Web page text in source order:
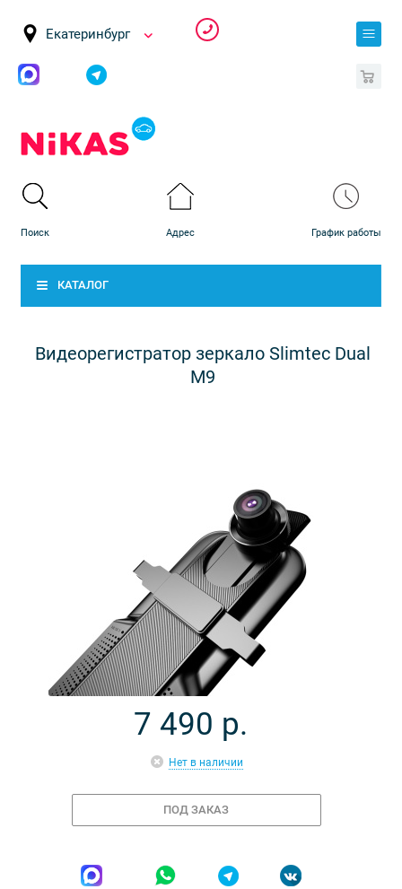
Екатеринбург
КАТАЛОГ
Видеорегистратор зеркало Slimtec Dual
M9
7 490 р.
Нет в наличии
ПОД ЗАКАЗ